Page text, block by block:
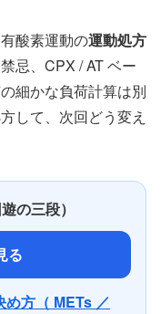
酸素運動の運動処方
忌、CPX / AT ベー
細かな負荷計算は別
して、次回どう変え
の三段）
る
め方（ METs ／